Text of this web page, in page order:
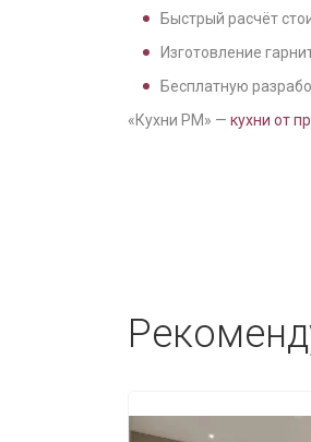
Быстрый расчёт
Изготовление
Бесплатную
«Кухни РМ» — кухни от